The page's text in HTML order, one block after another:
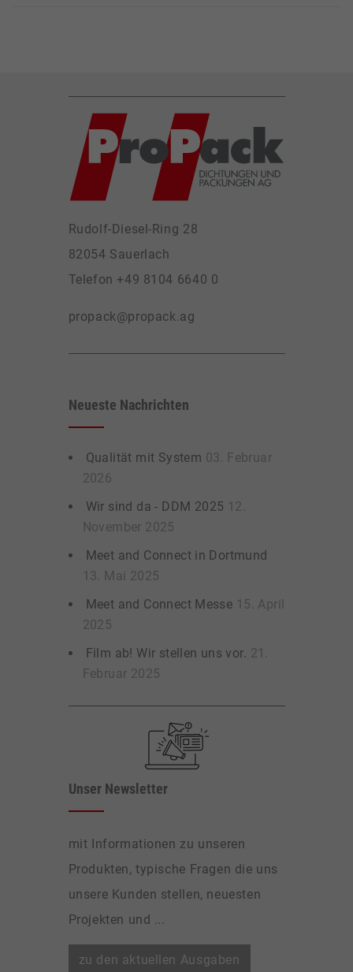
Rudolf-Diesel-Ring 28
82054 Sauerlach
Telefon +49 8104 6640 0
propack@propack.ag
Neueste Nachrichten
Qualität mit System 03. Februar
2026
Wir sind da - DDM 2025 12.
November 2025
Meet and Connect in Dortmund
13. Mai 2025
Meet and Connect Messe 15. April
2025
Film ab! Wir stellen uns vor. 21.
Februar 2025
Unser Newsletter
mit Informationen zu unseren
Produkten, typische Fragen die uns
unsere Kunden stellen, neuesten
Projekten und ...
zu den aktuellen Ausgaben